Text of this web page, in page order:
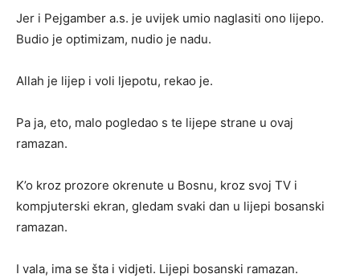
Jer i Pejgamber a.s. je uvijek umio naglasiti ono lijepo.
Budio je optimizam, nudio je nadu.
Allah je lijep i voli ljepotu, rekao je.
Pa ja, eto, malo pogledao s te lijepe strane u ovaj
ramazan.
K’o kroz prozore okrenute u Bosnu, kroz svoj TV i
kompjuterski ekran, gledam svaki dan u lijepi bosanski
ramazan.
I vala, ima se šta i vidjeti. Lijepi bosanski ramazan.